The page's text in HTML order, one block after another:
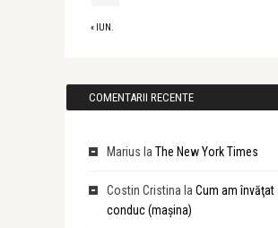
« IUN.
COMENTARII RECENTE
Marius la The New York Times
Costin Cristina la Cum am învăţat
conduc (maşina)